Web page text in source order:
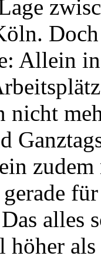
Allein
nicht
alles